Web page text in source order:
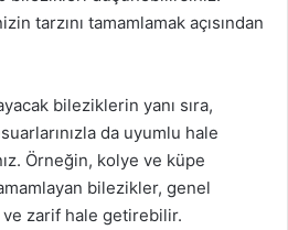
tarzını tamamlamak açısından
bileziklerin yanı sıra,
da uyumlu hale
Örneğin, kolye ve küpe
bilezikler, genel
zarif hale getirebilir.